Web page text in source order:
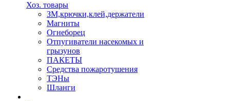
Хоз. товары
ЗМ,крючки,клей,держатели
Магниты
Огнеборец
Отпугиватели насекомых и
грызунов
ПАКЕТЫ
Средства пожаротушения
ТЭНы
Шланги